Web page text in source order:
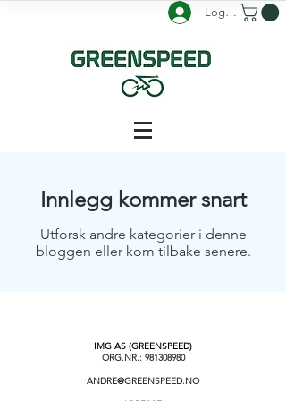
Logg inn
Innlegg kommer snart
Utforsk andre kategorier i denne
bloggen eller kom tilbake senere.
IMG AS (GREENSPEED)
ORG.NR.: 981308980
ANDRE@GREENSPEED.NO